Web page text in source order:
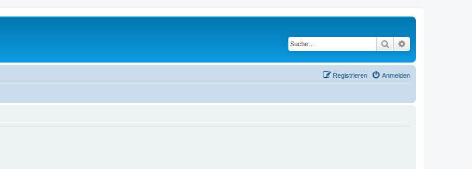
Suche
Anmelden
Registrieren